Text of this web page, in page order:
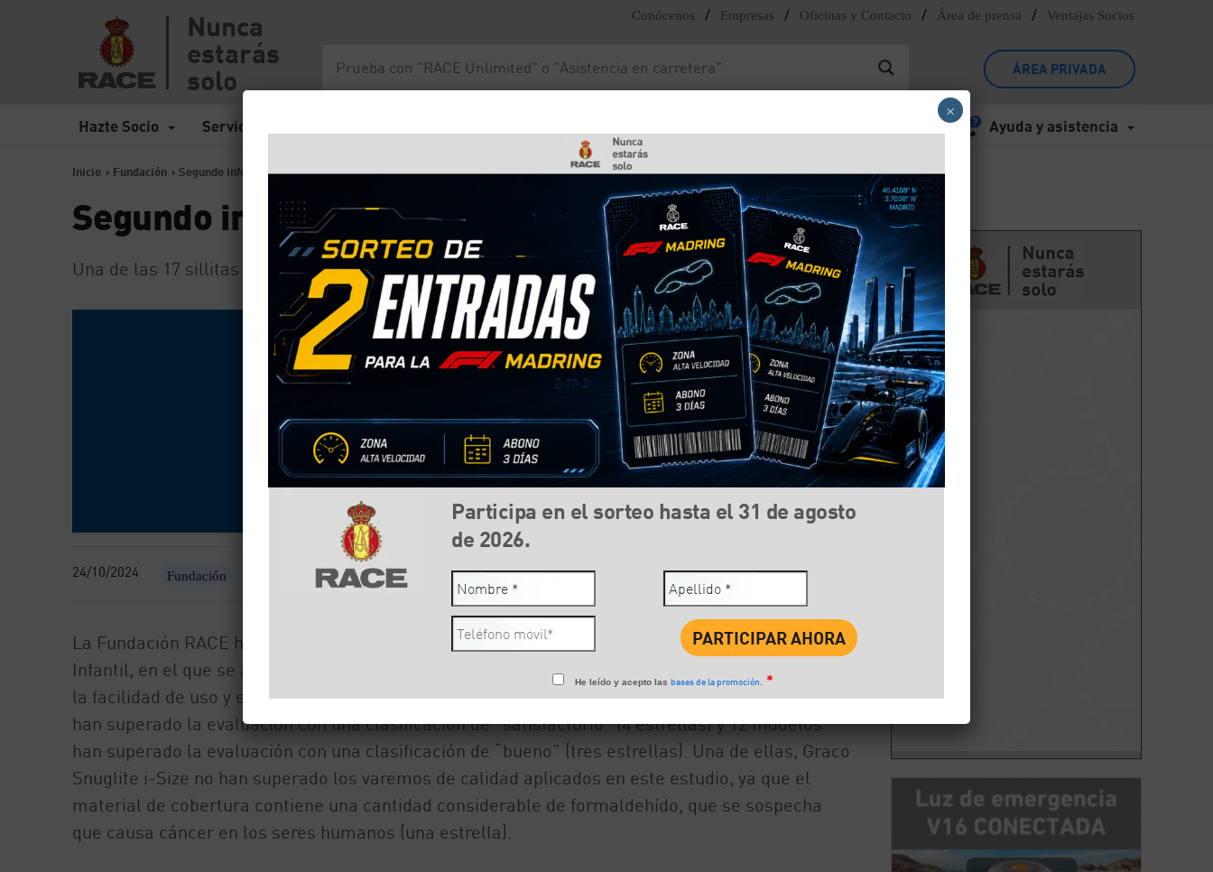
Conócenos / Empresas / Oficinas y Contacto / Área de prensa / Ventajas Socios
Nunca
estarás
solo
ÁREA PRIVADA
Hazte Socio Servicios Ayuda y asistencia
Inicio > Fundación > Segundo informe sillas infantiles 2024
Segundo informe sillas infantiles 2024
Una de las 17 sillitas analizadas no ha superado los niveles de seguridad y calidad analizados
24/10/2024 Fundación Sillas infantiles Compartir: Facebook
La Fundación RACE ha realizado el segundo estudio 2024 de análisis de Sistemas de Retención
Infantil, en el que se analizan las variables de 17 modelos respecto a seguridad, la ergonomía,
la facilidad de uso y el contenido de sustancias nocivas. Del total de SRI analizados, 4 modelos
han superado la evaluación con una clasificación de “satisfactorio” (4 estrellas) y 12 modelos
han superado la evaluación con una clasificación de “bueno” (tres estrellas). Una de ellas, Graco
Snuglite i-Size no han superado los varemos de calidad aplicados en este estudio, ya que el
material de cobertura contiene una cantidad considerable de formaldehído, que se sospecha
que causa cáncer en los seres humanos (una estrella).
Participa en el sorteo hasta el 31 de agosto
de 2026.
He leído y acepto lasbases de la promoción. *
×